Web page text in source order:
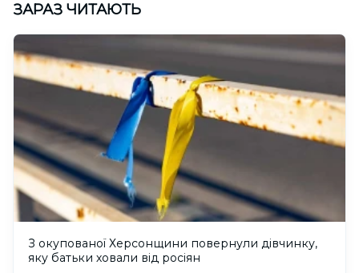
ЗАРАЗ ЧИТАЮТЬ
З окупованої Херсонщини повернули дівчинку,
яку батьки ховали від росіян